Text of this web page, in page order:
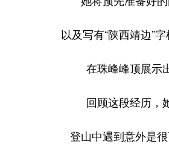
以及写有“陕西靖边”
在珠峰峰顶展示
回顾这段经历，
登山中遇到意外是